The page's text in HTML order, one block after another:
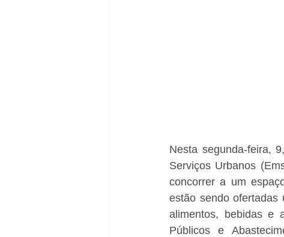
Nesta segunda-feira,
Serviços Urbanos
concorrer a um
estão sendo ofertadas
alimentos, bebidas e
Públicos e